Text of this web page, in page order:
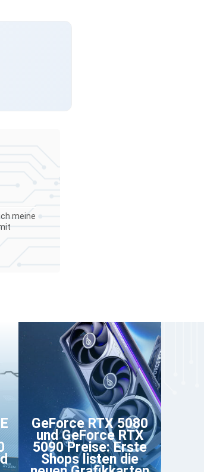
meine
GeForce RTX 5080
und GeForce RTX
5090 Preise: Erste
Shops listen die